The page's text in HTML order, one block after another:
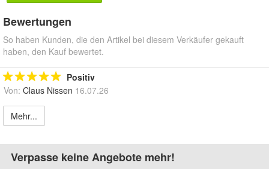
Bewertungen
So haben Kunden, die den Artikel bei diesem Verkäufer gekauft
haben, den Kauf bewertet.
Positiv
Von: Claus Nissen 16.07.26
Mehr...
Verpasse keine Angebote mehr!